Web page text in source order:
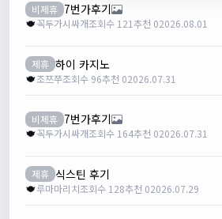
비제휴 7번가후기
꼭두가시싸개조회수 121추천 02026.08.01
제휴 하이 카지노
조쯔쭈조회수 96추천 02026.07.31
비제휴 7번가후기
꼭두가시싸개조회수 164추천 02026.07.31
제휴 식스틴 후기
루마마리치조회수 128추천 02026.07.29